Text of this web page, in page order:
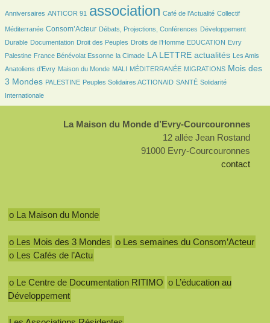
Anniversaires ANTICOR 91 association Café de l’Actualité Collectif
Méditerranée
824/3006 Consom’Acteur
191/3006 Débats, Projections, Conférences
203/3006
Développement
Durable
63/3006Documentation
34/3006 Droit des Peuples
223/3006 Droits de l’Homme
47/3006 EDUCATION
8/3006
Evry
Palestine
147/3006France Bénévolat Essonne
42/3006 la Cimade
1143/3006 LA LETTRE actualités
58/3006
Les Amis
Anatoliens d’Evry
180/3006 Maison du Monde
23/3006 MALI
8/3006 MÉDITERRANÉE
167/3006 MIGRATIONS
1281/3006
Mois des
3 Mondes
126/3006 PALESTINE
136/3006 Peuples Solidaires ACTIONAID
163/3006 SANTÉ
345/3006
Solidarité
Internationale
La Maison du Monde d’Evry-Courcouronnes
12 allée Jean Rostand
91000 Evry-Courcouronnes
contact
o La Maison du Monde
o Les Mois des 3 Mondes o Les semaines du Consom’Acteur
o Les Cafés de l’Actu
o Le Centre de Documentation RITIMO o L’éducation au
Développement